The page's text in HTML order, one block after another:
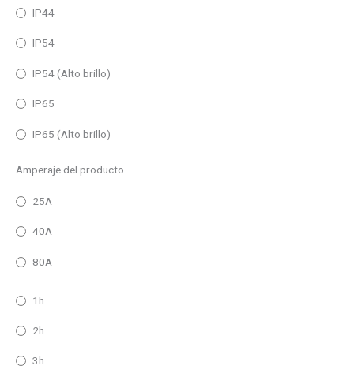
IP44
IP54
IP54 (Alto brillo)
IP65
IP65 (Alto brillo)
Amperaje del producto
25A
40A
80A
1h
2h
3h